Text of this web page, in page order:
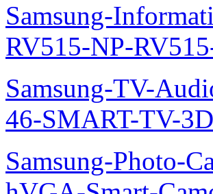
Samsung-
RV515-NP-
Samsung-TV-
46-SMART-TV-
Samsung-Photo-